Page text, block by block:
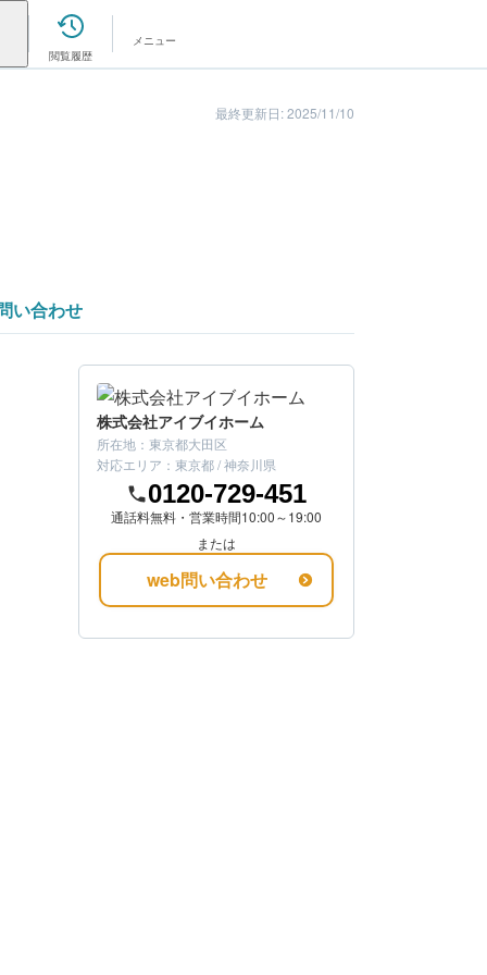
閲覧履歴
メニュー
最終更新日: 2025/11/10
い合わせ
こちらの会社はいかがでしたか？
まずは金額を確認してみましょう
金額を知る
株式会社アイブイホーム
所在地： 東京都大田区
対応エリア： 東京都 / 神奈川県
0120-729-451
通話料無料・営業時間10:00～19:00
または
web問い合わせ